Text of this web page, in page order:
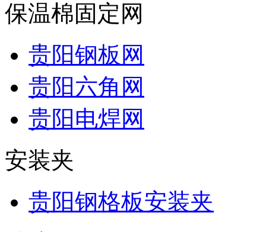
保温棉固定网
贵阳钢板网
贵阳六角网
贵阳电焊网
安装夹
贵阳钢格板安装夹